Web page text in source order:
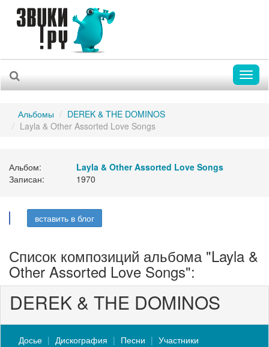
Альбомы
DEREK & THE DOMINOS
Layla & Other Assorted Love Songs
Альбом:
Layla & Other Assorted Love Songs
Записан:
1970
вставить в блог
Список композиций альбома "Layla &
Other Assorted Love Songs":
DEREK & THE DOMINOS
Досье Дискография Песни Участники